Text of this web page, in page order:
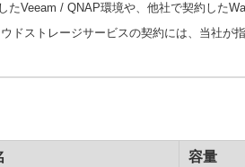
たVeeam / QNAP環境や、他社で契約した
ドストレージサービスの契約には、当社が
容量